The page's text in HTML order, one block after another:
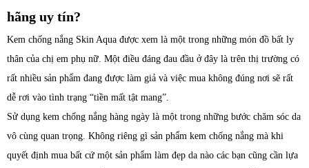
hãng uy tín?
Kem chống nắng Skin Aqua được xem là một trong những món đồ bất ly
thân của chị em phụ nữ. Một điều đáng đau đầu ở đây là trên thị trường có
rất nhiều sản phẩm đang được làm giả và việc mua không đúng nơi sẽ rất
dễ rơi vào tình trạng “tiền mất tật mang”.
Sử dụng kem chống nắng hàng ngày là một trong những bước chăm sóc da
vô cùng quan trọng. Không riêng gì sản phẩm kem chống nắng mà khi
quyết định mua bất cứ một sản phẩm làm đẹp da nào các bạn cũng cần lựa